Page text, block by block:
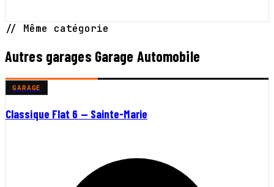
// Même catégorie
Autres garages Garage Automobile
GARAGE
Classique Flat 6 — Sainte-Marie